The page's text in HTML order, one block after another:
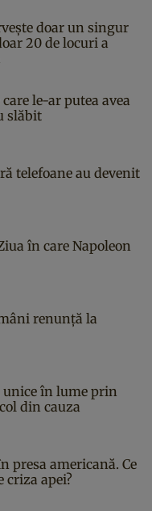
doar un singur
20 de locuri a
le-ar putea avea
slăbit
telefoane au devenit
în care Napoleon
renunță la
unice în lume prin
din cauza
presa americană. Ce
apei?